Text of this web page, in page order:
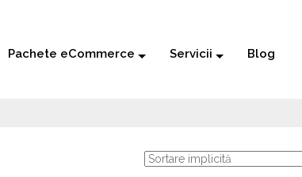
Pachete eCommerce Servicii Blog